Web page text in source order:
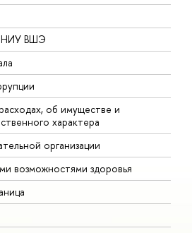
НИУ ВШЭ
об имуществе и
характера
организации
возможностями здоровья